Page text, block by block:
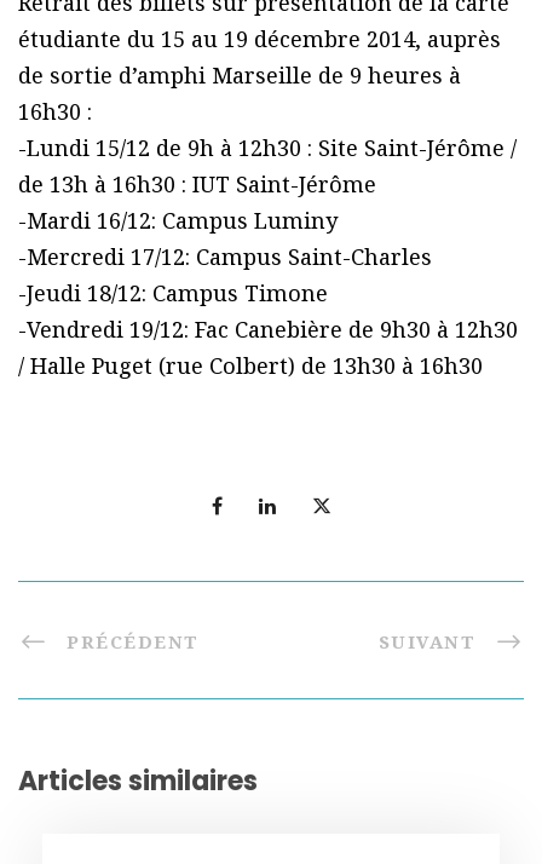
étudiante du 15 au 19 décembre 2014, auprès
de sortie d’amphi Marseille de 9 heures à
16h30 :
-Lundi 15/12 de 9h à 12h30 : Site Saint-Jérôme /
de 13h à 16h30 : IUT Saint-Jérôme
-Mardi 16/12: Campus Luminy
-Mercredi 17/12: Campus Saint-Charles
-Jeudi 18/12: Campus Timone
-Vendredi 19/12: Fac Canebière de 9h30 à 12h30
/ Halle Puget (rue Colbert) de 13h30 à 16h30
PRÉCÉDENT SUIVANT
Articles similaires